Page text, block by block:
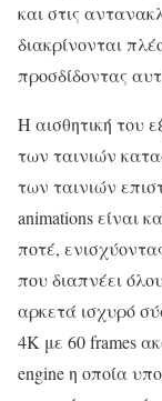
και στις
διακρίνονται
προσδίδοντας
Η αισθητική του
των ταινιών
των ταινιών
animations είναι
ποτέ,
που διαπνέει
αρκετά ισχυρό
4K με 60 frames
engine η οποία